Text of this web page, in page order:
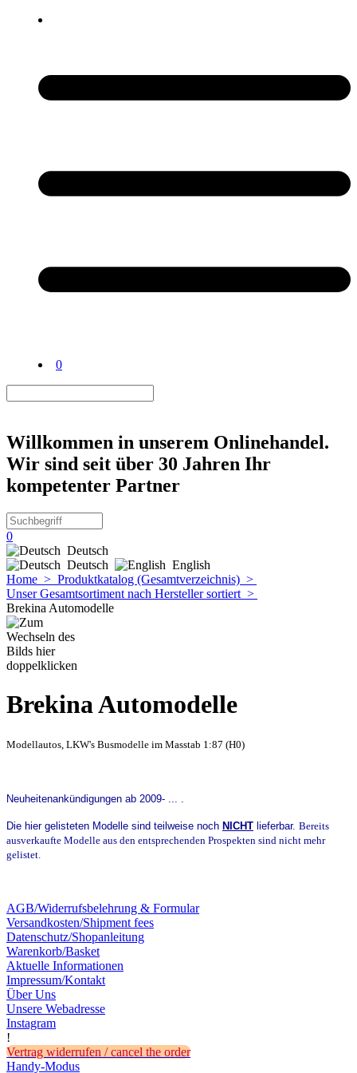
0
Willkommen in unserem Onlinehandel.
Wir sind seit über 30 Jahren Ihr
kompetenter Partner
0
Deutsch
Deutsch
English
Home > Produktkatalog (Gesamtverzeichnis) >
Unser Gesamtsortiment nach Hersteller sortiert >
Brekina Automodelle
Brekina Automodelle
Modellautos, LKW's Busmodelle im Masstab 1:87 (H0)
Neuheitenankündigungen ab 2009- ... .
Die hier gelisteten Modelle sind teilweise noch NICHT lieferbar. Bereits
ausverkaufte Modelle aus den entsprechenden Prospekten sind nicht mehr
gelistet.
AGB/Widerrufsbelehrung & Formular
Versandkosten/Shipment fees
Datenschutz/Shopanleitung
Warenkorb/Basket
Aktuelle Informationen
Impressum/Kontakt
Über Uns
Unsere Webadresse
Instagram
!
Vertrag widerrufen / cancel the order
Handy-Modus